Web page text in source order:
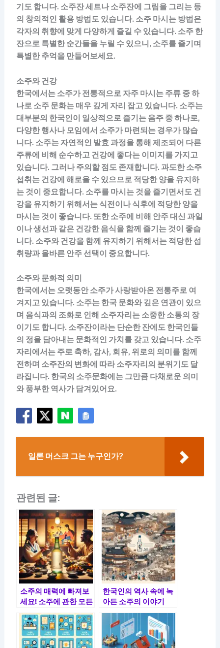
기도 합니다. 소주잔 세트나 소주잔에 그림을 그리는 등
의 창의적인 활용 방법도 있습니다. 소주 마시는 방법은
각자의 취향에 맞게 다양하게 즐길 수 있습니다. 소주 한
잔으로 특별한 순간들을 누릴 수 있으니, 소주를 즐기며
특별한 추억을 만들어보세요.
소주와 건강
한국에서는 소주가 전통적으로 자주 마시는 주류 중 하
나로 소주 문화는 매우 깊게 자리 잡고 있습니다. 소주는
대부분의 한국인이 일상적으로 즐기는 음주 중 하나로,
다양한 행사나 모임에서 소주가 마련되는 경우가 많습
니다. 소주는 자연적인 발효 과정을 통해 제조되어 다른
주류에 비해 순수하고 건강에 좋다는 이미지를 가지고
있습니다. 그러나 주의할 점도 존재합니다. 과도한 소주
섭취는 건강에 해로울 수 있으므로 적당한 양을 유지하
는 것이 중요합니다. 소주를 마시는 것을 즐기면서도 건
강을 유지하기 위해서는 식전이나 식후에 적당한 양을
마시는 것이 좋습니다. 또한 소주에 비해 안주 대신 과일
이나 생선과 같은 건강한 음식을 함께 즐기는 것이 좋습
니다. 소주와 건강을 함께 유지하기 위해서는 적당한 섭
취량과 올바른 안주 선택이 중요합니다.
소주와 문화적 의미
한국에서는 오랫동안 소주가 사랑받아온 전통주로 여
겨지고 있습니다. 소주는 한국 문화와 깊은 연관이 있으
며 음식과의 조화로 인해 소주자리는 소중한 소통의 장
이기도 합니다. 소주잔이라는 단순한 잔에도 한국인들
의 정을 담아내는 문화적인 가치를 갖고 있습니다. 소주
자리에서는 주로 축하, 감사, 회유, 위로의 의미를 함께
전하며 소주잔의 변화에 따라 소주자리의 분위기도 달
라집니다. 한국의 소주문화에는 그만큼 다채로운 의미
와 풍부한 역사가 담겨있어요.
일론 머스크 그는 누구인가?
관련된 글:
소주의 매력에 빠져보
세요! 소주에 관한 모든
것
한국인의 역사 속에 녹
아든 소주의 이야기